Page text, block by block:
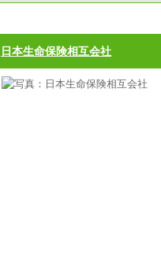
日本生命保険相互会社